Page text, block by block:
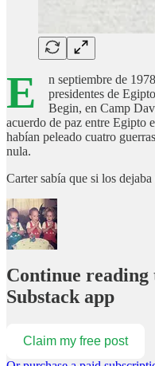
E
n septiembre de
presidentes de
Begin, en Camp
acuerdo de paz entre Egipto
habían peleado cuatro
nula.
Carter sabía que si los
Continue
Substack app
Claim my free post